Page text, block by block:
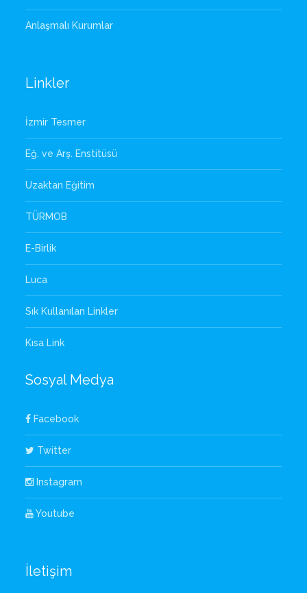
Anlaşmalı Kurumlar
Linkler
İzmir Tesmer
Eğ. ve Arş. Enstitüsü
Uzaktan Eğitim
TÜRMOB
E-Birlik
Luca
Sık Kullanılan Linkler
Kısa Link
Sosyal Medya
Facebook
Twitter
Instagram
Youtube
İletişim